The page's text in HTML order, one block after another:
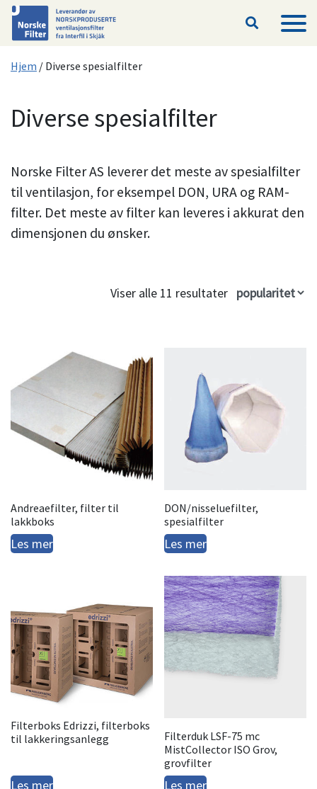
Hjem / Diverse spesialfilter
Diverse spesialfilter
Norske Filter AS leverer det meste av spesialfilter
til ventilasjon, for eksempel DON, URA og RAM-
filter. Det meste av filter kan leveres i akkurat den
dimensjonen du ønsker.
Viser alle 11 resultater
Andreaefilter, filter til
lakkboks
Les mer
DON/nisseluefilter,
spesialfilter
Les mer
Filterboks Edrizzi, filterboks
til lakkeringsanlegg
Les mer
Filterduk LSF-75 mc
MistCollector ISO Grov,
grovfilter
Les mer